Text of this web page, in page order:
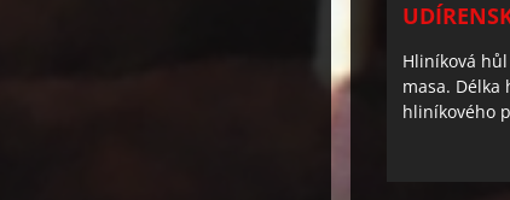
Hliníková
masa. Délka
hliníkového